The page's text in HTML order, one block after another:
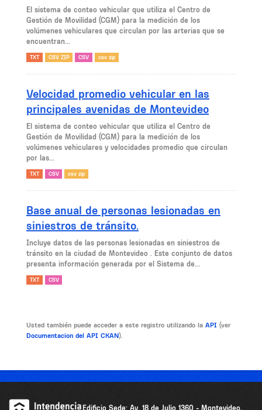
El sistema de conteo vehicular que utiliza el Centro de
Gestión de Movilidad (CGM) para la medición de los
volúmenes vehiculares que circulan por las arterias que se
encuentran...
TXT CSV ZIP CSV csv zip
Velocidad promedio vehicular en las
principales avenidas de Montevideo
El sistema de conteo vehicular que utiliza el Centro de
Gestión de Movilidad (CGM) para la medición de los
volúmenes vehiculares y velocidades promedio que circulan
por las...
TXT CSV csv zip
Base anual de personas lesionadas en
siniestros de tránsito.
Incluye datos de las personas lesionadas en siniestros de
tránsito en la ciudad de Montevideo . Este conjunto de datos
presenta información generada por el Sistema de...
TXT CSV
Usted también puede acceder a este registro utilizando la API (ver
Documentacion del API CKAN).
Edificio Sede: Av. 18 de Julio 1360 - Montevideo,